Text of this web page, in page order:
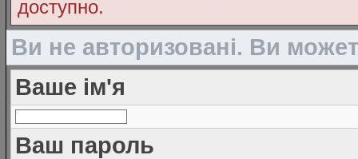
доступно.
Ви не авторизовані. Ви
Ваше ім'я
Ваш пароль